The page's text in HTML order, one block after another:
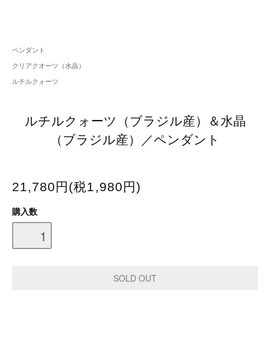
ペンダント
クリアクオーツ（水晶）
ルチルクォーツ
ルチルクォーツ（ブラジル産）＆水晶
（ブラジル産）／ペンダント
21,780円(税1,980円)
購入数